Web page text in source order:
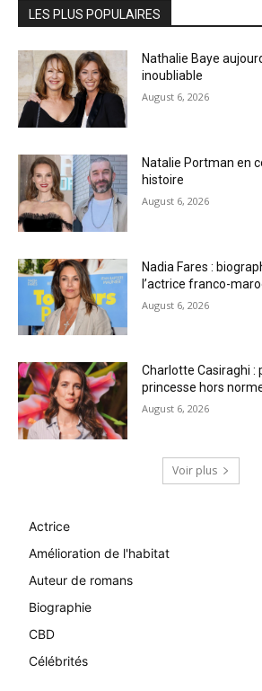
LES PLUS POPULAIRES
Nathalie Baye
inoubliable
August 6, 2026
Natalie Portman en
histoire
August 6, 2026
Nadia Fares :
l’actrice franco-
August 6, 2026
Charlotte Casiraghi :
princesse hors
August 6, 2026
Voir plus
Actrice
Amélioration de l'habitat
Auteur de romans
Biographie
CBD
Célébrités